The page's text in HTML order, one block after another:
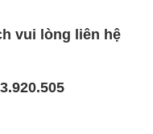
vui lòng liên hệ